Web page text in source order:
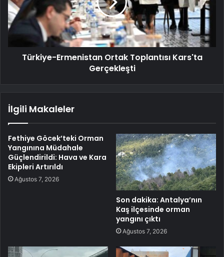
Türkiye-Ermenistan Ortak Toplantısı Kars'ta
Gerçekleşti
İlgili Makaleler
Fethiye Göcek’teki Orman
Yangınına Müdahale
Güçlendirildi: Hava ve Kara
Ekipleri Artırıldı
Ağustos 7, 2026
Son dakika: Antalya’nın
Kaş ilçesinde orman
yangını çıktı
Ağustos 7, 2026